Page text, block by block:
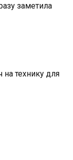
заметила
на технику для